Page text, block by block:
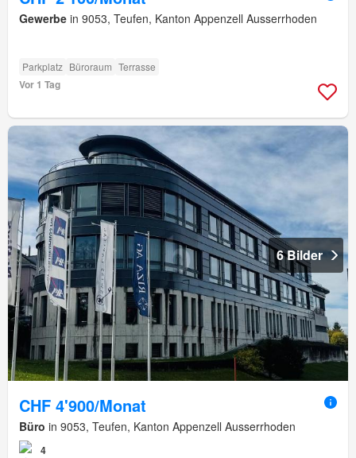
Gewerbe in 9053, Teufen, Kanton Appenzell Ausserrhoden
Parkplatz Büroraum Terrasse
Vor 1 Tag
6 Bilder
CHF 4'900/Monat
Büro in 9053, Teufen, Kanton Appenzell Ausserrhoden
4